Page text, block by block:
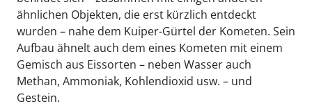
ähnlichen Objekten, die erst kürzlich entdeckt
wurden – nahe dem Kuiper-Gürtel der Kometen. Sein
Aufbau ähnelt auch dem eines Kometen mit einem
Gemisch aus Eissorten – neben Wasser auch
Methan, Ammoniak, Kohlendioxid usw. – und
Gestein.